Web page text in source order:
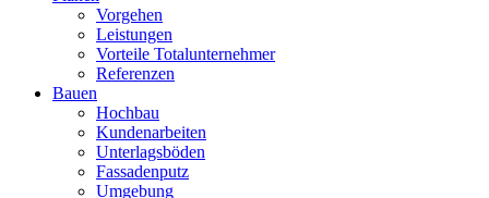
Vorgehen
Leistungen
Vorteile Totalunternehmer
Referenzen
Bauen
Hochbau
Kundenarbeiten
Unterlagsböden
Fassadenputz
Umgebung